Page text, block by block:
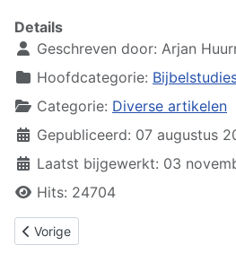
Details
Geschreven door: Arjan
Hoofdcategorie:
Categorie: Diverse artikelen
Gepubliceerd: 07 augustus
Laatst bijgewerkt: 03
Hits: 24704
Vorig artikel: De gelijkenissen van
Vorige